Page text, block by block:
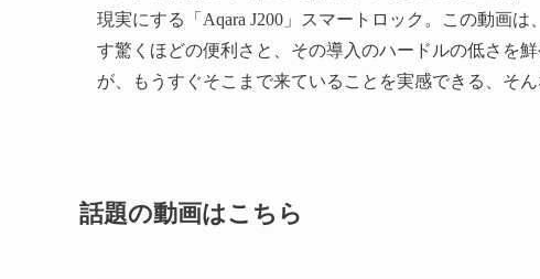
現実にする「Aqara J200」スマートロック。この動画
す驚くほどの便利さと、その導入のハードルの低さを
が、もうすぐそこまで来ていることを実感できる、そ
話題の動画はこちら